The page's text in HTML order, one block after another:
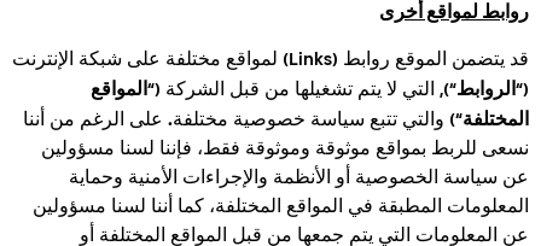
روابط لمواقع أخرى
قد يتضمن الموقع روابط (Links) لمواقع مختلفة على شبكة الإنترنت
(“ الروابط“), التي لا يتم تشغيلها من قبل الشركة (“ المواقع
المختلفة“) والتي تتبع سياسة خصوصية مختلفة. على الرغم من أننا
نسعى للربط بمواقع موثوقة وموثوقة فقط، فإننا لسنا مسؤولين
عن سياسة الخصوصية أو الأنظمة والإجراءات الأمنية وحماية
المعلومات المطبقة في المواقع المختلفة، كما أننا لسنا مسؤولين
عن المعلومات التي يتم جمعها من قبل المواقع المختلفة أو